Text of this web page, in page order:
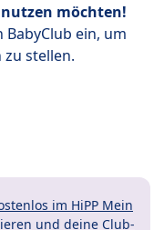
nutzen möchten!
BabyClub ein, um
stellen.
im HiPP Mein
und deine Club-